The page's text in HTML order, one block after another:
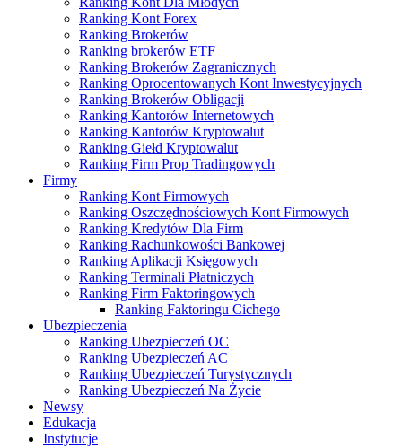
Ranking Kont Forex
Ranking Brokerów
Ranking brokerów ETF
Ranking Brokerów Zagranicznych
Ranking Oprocentowanych Kont Inwestycyjnych
Ranking Brokerów Obligacji
Ranking Kantorów Internetowych
Ranking Kantorów Kryptowalut
Ranking Giełd Kryptowalut
Ranking Firm Prop Tradingowych
Firmy
Ranking Kont Firmowych
Ranking Oszczędnościowych Kont Firmowych
Ranking Kredytów Dla Firm
Ranking Rachunkowości Bankowej
Ranking Aplikacji Księgowych
Ranking Terminali Płatniczych
Ranking Firm Faktoringowych
Ranking Faktoringu Cichego
Ubezpieczenia
Ranking Ubezpieczeń OC
Ranking Ubezpieczeń AC
Ranking Ubezpieczeń Turystycznych
Ranking Ubezpieczeń Na Życie
Newsy
Edukacja
Instytucje